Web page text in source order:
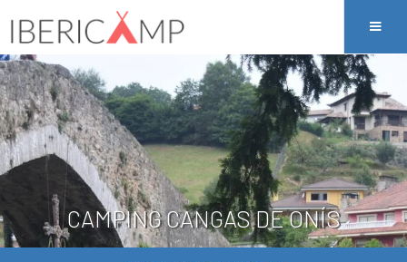
CAMPING CANGAS DE ONÍS